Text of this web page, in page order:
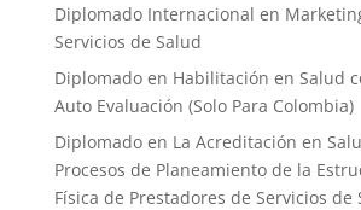
Diplomado Internacional en
Servicios de Salud
Diplomado en Habilitación en Salud
Auto Evaluación ​(Solo Para Colombia)
Diplomado en La Acreditación en
Procesos de Planeamiento de la
Física de Prestadores de Servicios de